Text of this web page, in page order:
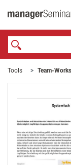
Tools Team-